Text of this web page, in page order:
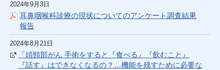
2024年9月3日
耳鼻咽喉科診療の現状についてのアンケート調査結果
報告
2024年8月21日
「頭頸部がん 手術をすると『食べる』『飲むこと』
『話す』はできなくなるの？…機能を残すために必要な